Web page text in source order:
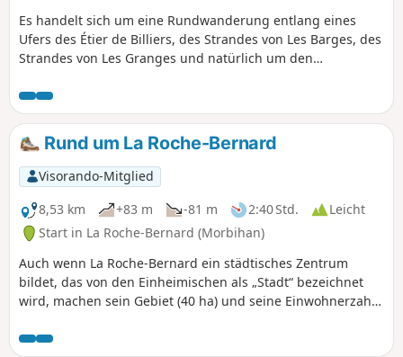
Es handelt sich um eine Rundwanderung entlang eines
Ufers des Étier de Billiers, des Strandes von Les Barges, des
Strandes von Les Granges und natürlich um den
Tag können Sie Sightseeing, Baden und Wandern allein
oder mit der Familie miteinander verbinden. Der Weg
verläuft größtenteils auf dem Chemin des Mégalithes
zwischen Marschland und Meer.
Rund um La Roche-Bernard
Visorando-Mitglied
8,53 km
+83 m -81 m 2:40 Std.
Leicht
Start in La Roche-Bernard (Morbihan)
Auch wenn La Roche-Bernard ein städtisches Zentrum
bildet, das von den Einheimischen als „Stadt“ bezeichnet
wird, machen sein Gebiet (40 ha) und seine Einwohnerzahl
Frankreichs. Es ist umgeben von den Gemeinden Nivillac,